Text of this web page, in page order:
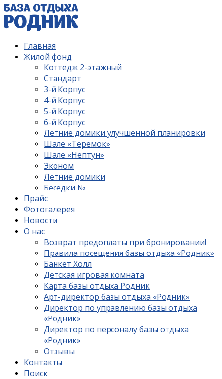
Главная
Жилой фонд
Коттедж 2-этажный
Стандарт
3-й Корпус
4-й Корпус
5-й Корпус
6-й Корпус
Летние домики улучшенной планировки
Шале «Теремок»
Шале «Нептун»
Эконом
Летние домики
Беседки №
Прайс
Фотогалерея
Новости
О нас
Возврат предоплаты при бронировании!
Правила посещения базы отдыха «Родник»
Банкет Холл
Детская игровая комната
Карта базы отдыха Родник
Арт-директор базы отдыха «Родник»
Директор по управлению базы отдыха
«Родник»
Директор по персоналу базы отдыха
«Родник»
Отзывы
Контакты
Поиск